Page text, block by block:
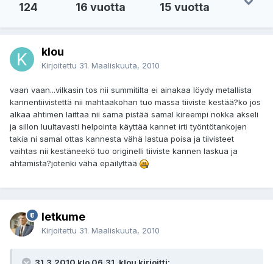
124 16 vuotta 15 vuotta
klou
Kirjoitettu 31. Maaliskuuta, 2010
vaan vaan...vilkasin tos nii summitilta ei ainakaa löydy metallista
kannentiivistettä nii mahtaakohan tuo massa tiiviste kestää?ko jos
alkaa ahtimen laittaa nii sama pistää samal kireempi nokka akseli
ja sillon luultavasti helpointa käyttää kannet irti työntötankojen
takia ni samal ottas kannesta vähä lastua poisa ja tiivisteet
vaihtas nii kestäneekö tuo originelli tiiviste kannen laskua ja
ahtamista?jotenki vähä epäilyttää
letkume
Kirjoitettu 31. Maaliskuuta, 2010